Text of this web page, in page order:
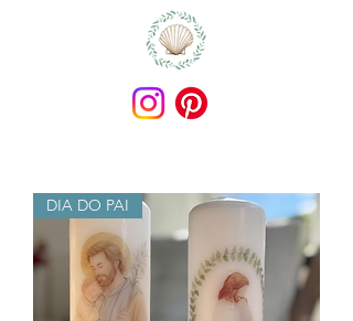
DIA DO PAI